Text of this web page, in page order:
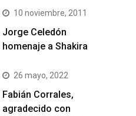
10 noviembre, 2011
Jorge Celedón
homenaje a Shakira
26 mayo, 2022
Fabián Corrales,
agradecido con